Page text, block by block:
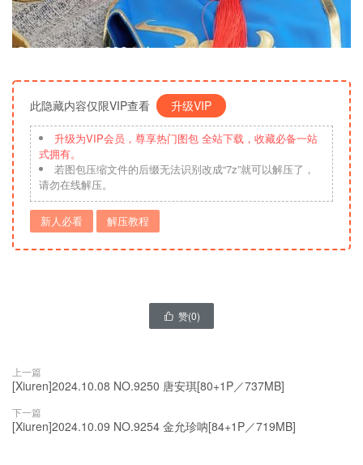
此隐藏内容仅限VIP查看 升级VIP
升级为VIP会员，尊享热门图包 全站下载，收藏必备一站
式拥有。
若图包压缩文件的后缀无法识别改成“7z”就可以解压了，
请勿在线解压。
新人必看 解压教程
 赞(0)
上一篇
[Xiuren]2024.10.08 NO.9250 唐安琪[80+1P／737MB]
下一篇
[Xiuren]2024.10.09 NO.9254 金允珍呐[84+1P／719MB]